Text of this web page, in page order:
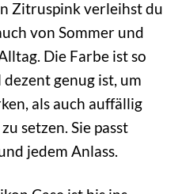
Zitruspink verleihst du
von Sommer und
Die Farbe ist so
genug ist, um
als auch auffällig
setzen. Sie passt
jedem Anlass.